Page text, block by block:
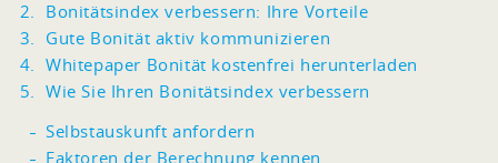
Bonitätsindex verbessern: Ihre Vorteile
Gute Bonität aktiv kommunizieren
Whitepaper Bonität kostenfrei herunterladen
Wie Sie Ihren Bonitätsindex verbessern
Selbstauskunft anfordern
Faktoren der Berechnung kennen